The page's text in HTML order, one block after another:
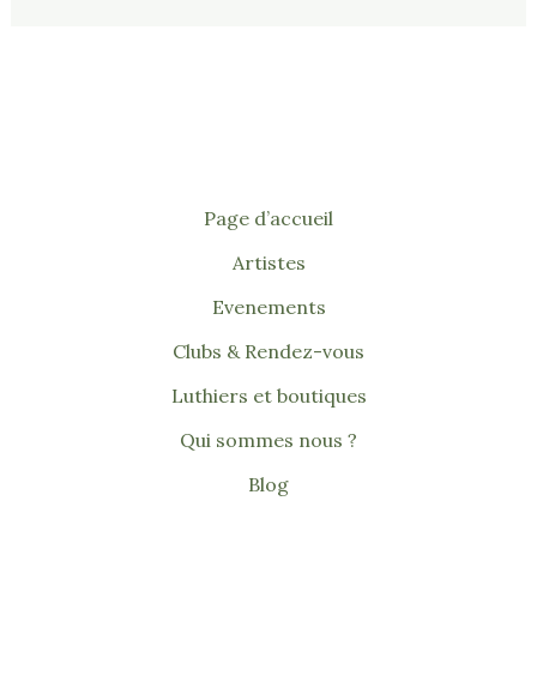
Page d’accueil
Artistes
Evenements
Clubs & Rendez-vous
Luthiers et boutiques
Qui sommes nous ?
Blog